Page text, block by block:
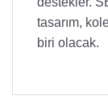
tasarım,
biri olacak.